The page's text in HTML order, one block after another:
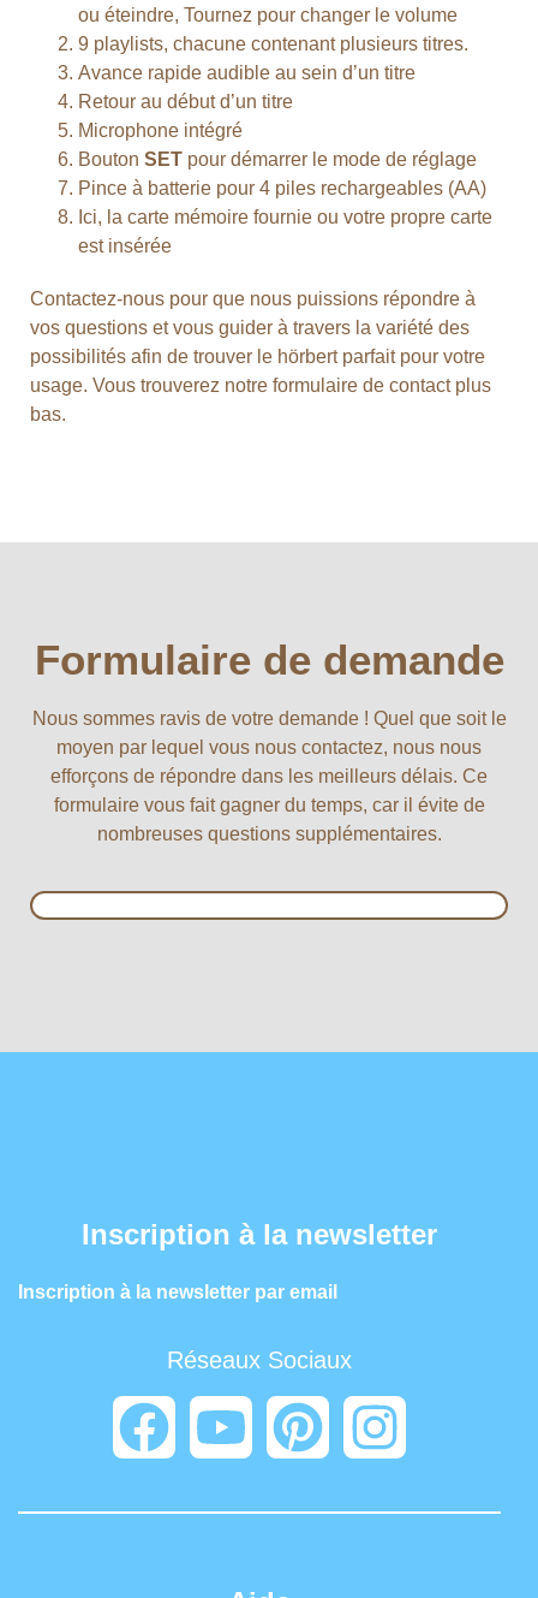
ou éteindre, Tournez pour changer le volume
9 playlists, chacune contenant plusieurs titres.
Avance rapide audible au sein d’un titre
Retour au début d’un titre
Microphone intégré
Bouton SET pour démarrer le mode de réglage
Pince à batterie pour 4 piles rechargeables (AA)
Ici, la carte mémoire fournie ou votre propre carte
est insérée
Contactez-nous pour que nous puissions répondre à
vos questions et vous guider à travers la variété des
possibilités afin de trouver le hörbert parfait pour votre
usage. Vous trouverez notre formulaire de contact plus
bas.
Formulaire de demande
Nous sommes ravis de votre demande ! Quel que soit le
moyen par lequel vous nous contactez, nous nous
efforçons de répondre dans les meilleurs délais. Ce
formulaire vous fait gagner du temps, car il évite de
nombreuses questions supplémentaires.
Inscription à la newsletter
Inscription à la newsletter par email
Réseaux Sociaux